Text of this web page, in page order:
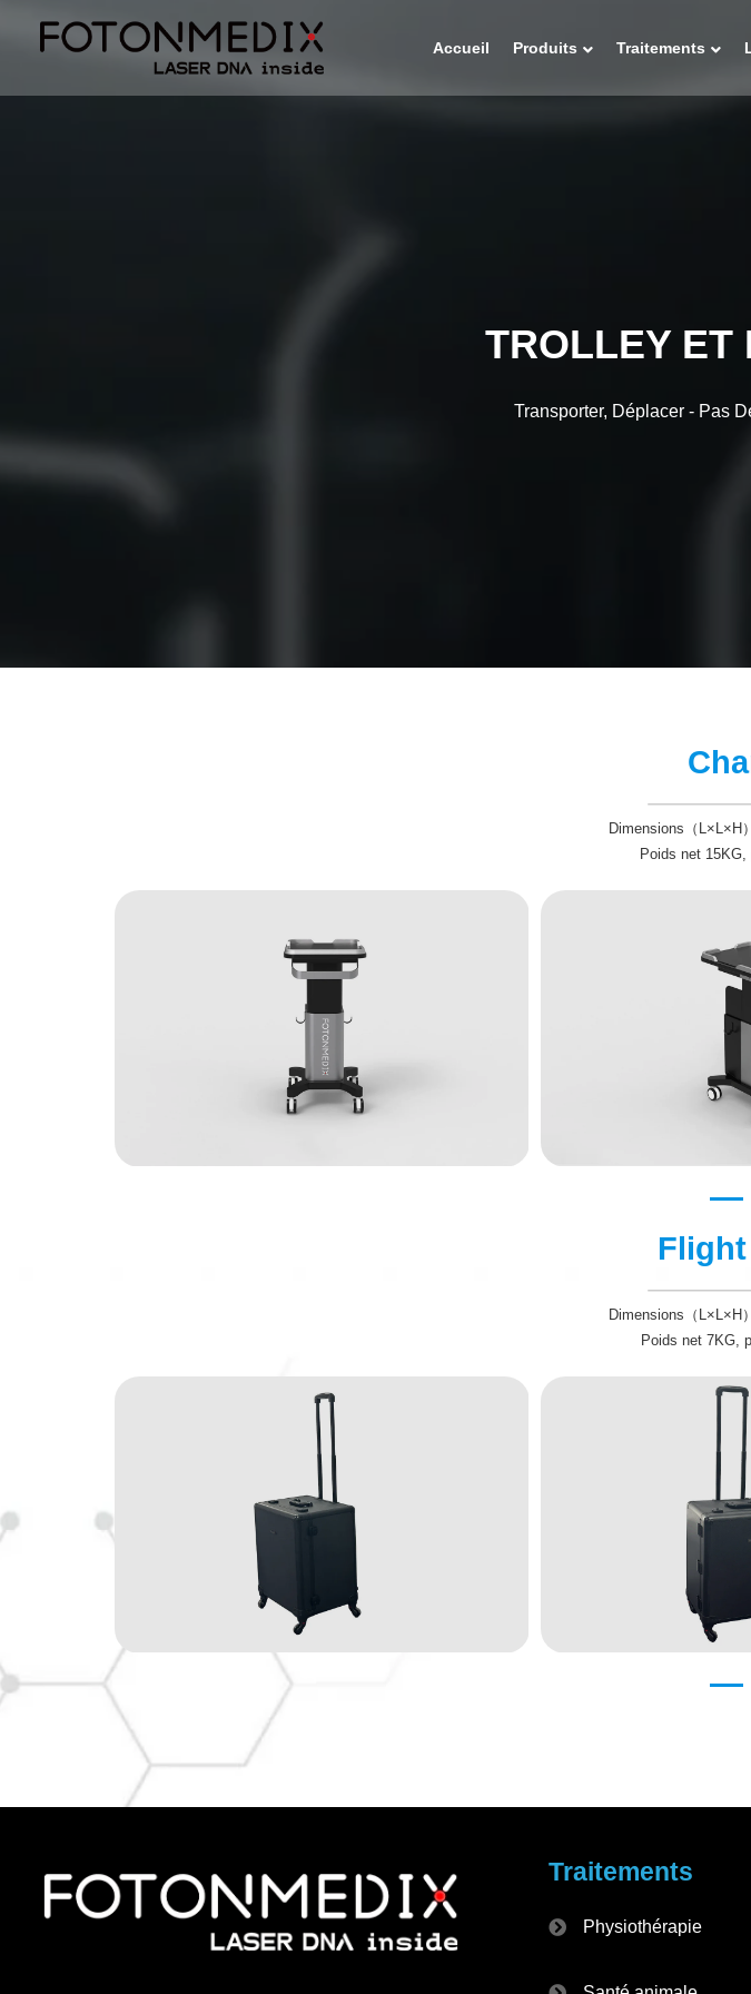
Accueil Produits Traitements
TROLLEY ET
Transporter, Déplacer - Pas
Dimensions（L×L×H
Poids net
Flight
Dimensions（L×L×H
Poids net 7KG,
Traitements
Physiothérapie